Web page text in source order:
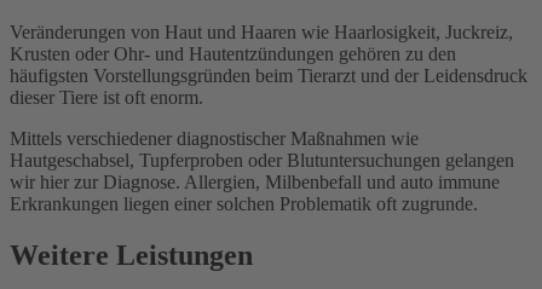
Veränderungen von Haut und Haaren wie Haarlosigkeit, Juckreiz,
Krusten oder Ohr- und Hautentzündungen gehören zu den
häufigsten Vorstellungsgründen beim Tierarzt und der Leidensdruck
dieser Tiere ist oft enorm.
Mittels verschiedener diagnostischer Maßnahmen wie
Hautgeschabsel, Tupferproben oder Blutuntersuchungen gelangen
wir hier zur Diagnose. Allergien, Milbenbefall und auto­ immune
Erkrankungen liegen einer solchen Problematik oft zugrunde.
Weitere Leistungen